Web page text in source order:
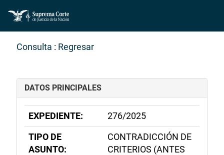
Consulta : Regresar
DATOS PRINCIPALES
EXPEDIENTE:
276/2025
TIPO DE
ASUNTO:
CONTRADICCIÓN DE
CRITERIOS (ANTES